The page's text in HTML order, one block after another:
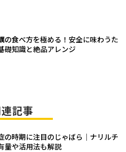
の食べ方を極める！安全に味わうた
礎知識と絶品アレンジ
記事
の時期に注目のじゃばら｜ナリルチ
量や活用法も解説